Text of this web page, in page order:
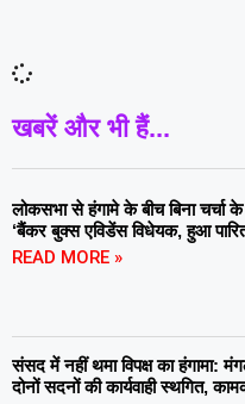
खबरें और भी हैं...
लोकसभा से हंगामे के बीच बिना चर्चा
‘बैंकर बुक्स एविडेंस विधेयक, हुआ
READ MORE »
संसद में नहीं थमा विपक्ष का हंगामा:
दोनों सदनों की कार्यवाही स्थगित,